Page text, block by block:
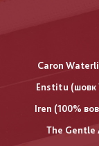
Caron
Enstitu (шовк
Iren (100%
The Gentle